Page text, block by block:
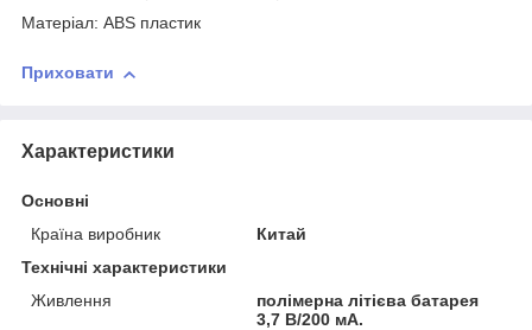
Матеріал: ABS пластик
Приховати
Характеристики
Основні
Країна виробник
Китай
Технічні характеристики
Живлення
полімерна літієва батарея
3,7 В/200 мА.